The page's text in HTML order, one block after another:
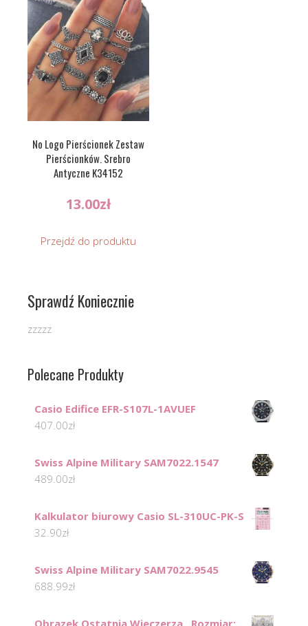
No Logo Pierścionek Zestaw
Pierścionków. Srebro
Antyczne K34152
13.00zł
Przejdź do produktu
Sprawdź Koniecznie
zzzzz
Polecane Produkty
Casio Edifice EFR-S107L-1AVUEF
407.00zł
Swiss Alpine Military SAM7022.1547
489.00zł
Kalkulator biurowy Casio SL-310UC-PK-S
32.90zł
Swiss Alpine Military SAM7022.9545
688.99zł